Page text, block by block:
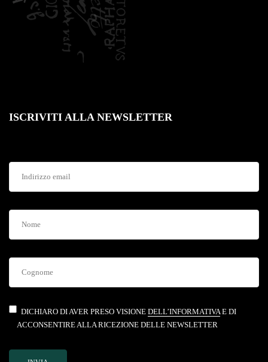
ISCRIVITI ALLA NEWSLETTER
DICHIARO DI AVER PRESO VISIONE DELL’INFORMATIVAE DI
ACCONSENTIRE ALLA RICEZIONE DELLE NEWSLETTER